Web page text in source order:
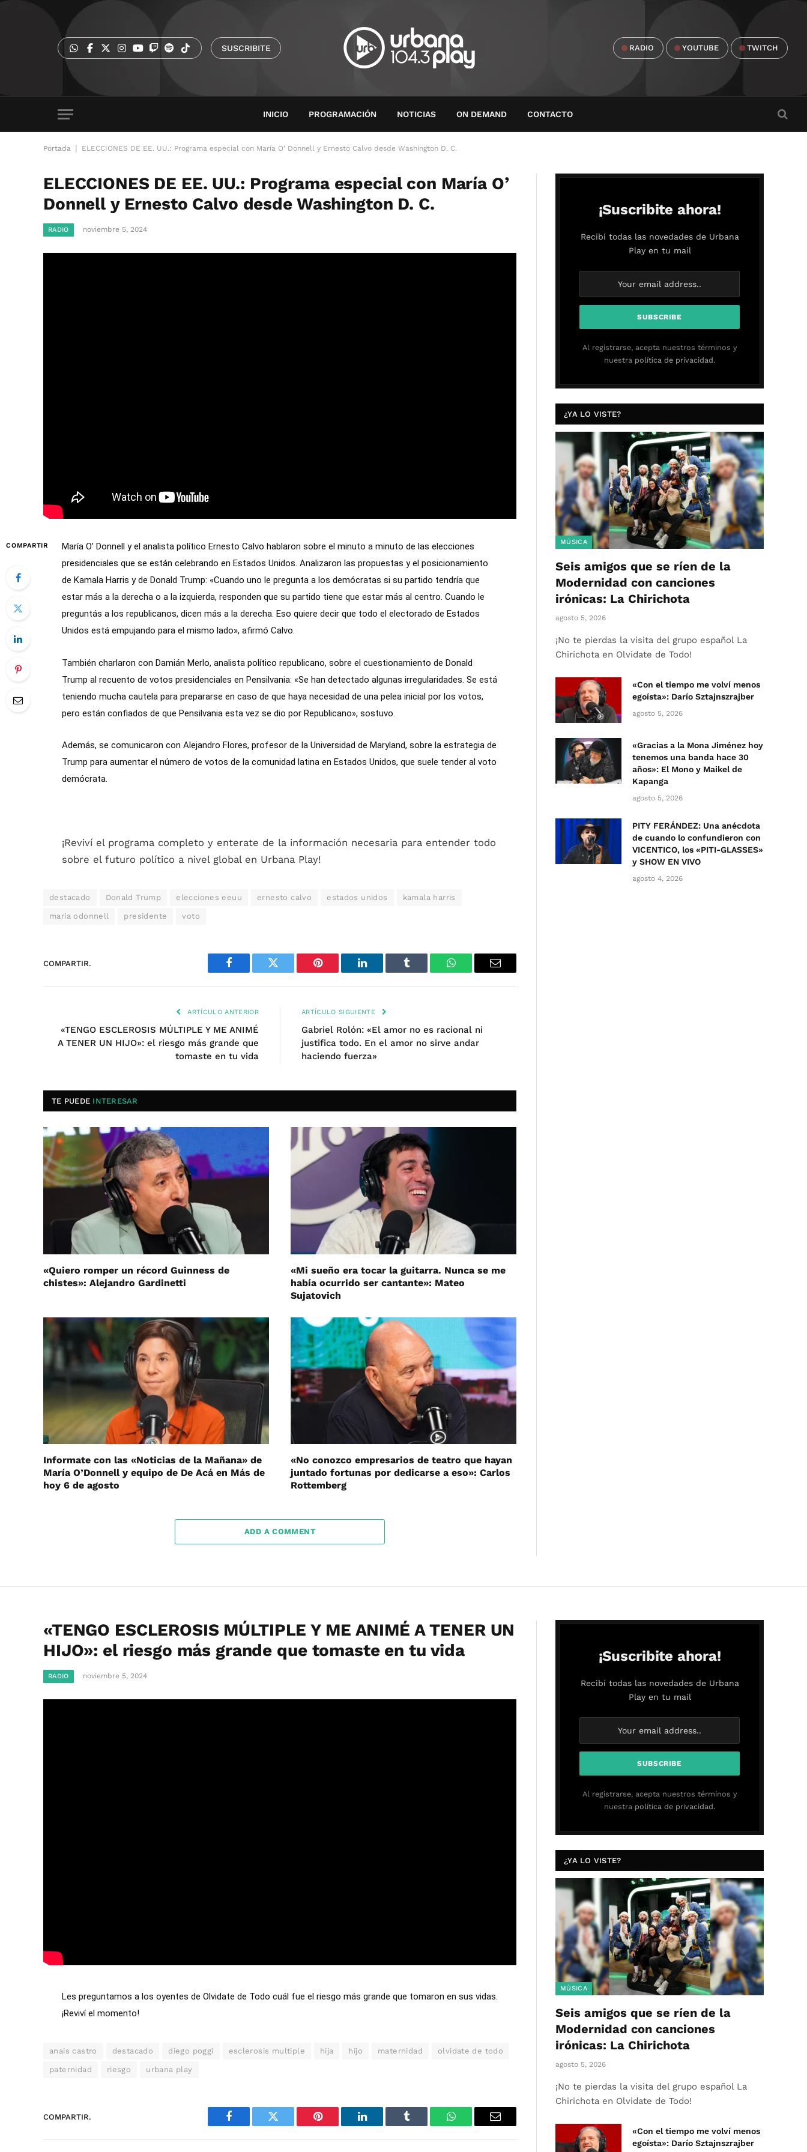
SUSCRIBITE RADIO YOUTUBE TWITCH
INICIO PROGRAMACIÓN NOTICIAS ON DEMAND CONTACTO
Portada ELECCIONES DE EE. UU.: Programa especial con María O’ Donnell y Ernesto Calvo desde Washington D. C.
ELECCIONES DE EE. UU.: Programa especial con María O’
Donnell y Ernesto Calvo desde Washington D. C.
RADIO noviembre 5, 2024
COMPARTIR
María O’ Donnell y el analista político Ernesto Calvo hablaron sobre el minuto a minuto de las elecciones
presidenciales que se están celebrando en Estados Unidos. Analizaron las propuestas y el posicionamiento
de Kamala Harris y de Donald Trump: «Cuando uno le pregunta a los demócratas si su partido tendría que
estar más a la derecha o a la izquierda, responden que su partido tiene que estar más al centro. Cuando le
preguntás a los republicanos, dicen más a la derecha. Eso quiere decir que todo el electorado de Estados
Unidos está empujando para el mismo lado», afirmó Calvo.
También charlaron con Damián Merlo, analista político republicano, sobre el cuestionamiento de Donald
Trump al recuento de votos presidenciales en Pensilvania: «Se han detectado algunas irregularidades. Se está
teniendo mucha cautela para prepararse en caso de que haya necesidad de una pelea inicial por los votos,
pero están confiados de que Pensilvania esta vez se dio por Republicano», sostuvo.
Además, se comunicaron con Alejandro Flores, profesor de la Universidad de Maryland, sobre la estrategia de
Trump para aumentar el número de votos de la comunidad latina en Estados Unidos, que suele tender al voto
demócrata.
¡Reviví el programa completo y enterate de la información necesaria para entender todo
sobre el futuro político a nivel global en Urbana Play!
destacado Donald Trump elecciones eeuu ernesto calvo estados unidos kamala harris
maria odonnell presidente voto
COMPARTIR.
Facebook Twitter Pinterest LinkedIn Tumblr WhatsAppEmail
ARTÍCULO ANTERIOR
«TENGO ESCLEROSIS MÚLTIPLE Y ME ANIMÉ
A TENER UN HIJO»: el riesgo más grande que
tomaste en tu vida
ARTÍCULO SIGUIENTE
Gabriel Rolón: «El amor no es racional ni
justifica todo. En el amor no sirve andar
haciendo fuerza»
TE PUEDE INTERESAR
«Quiero romper un récord Guinness de
chistes»: Alejandro Gardinetti
«Mi sueño era tocar la guitarra. Nunca se me
había ocurrido ser cantante»: Mateo
Sujatovich
Informate con las «Noticias de la Mañana» de
María O’Donnell y equipo de De Acá en Más de
hoy 6 de agosto
«No conozco empresarios de teatro que hayan
juntado fortunas por dedicarse a eso»: Carlos
Rottemberg
ADD A COMMENT
¡Suscribite ahora!
Recibí todas las novedades de Urbana
Play en tu mail
Al registrarse, acepta nuestros términos y
nuestra política de privacidad.
¿YA LO VISTE?
MÚSICA
Seis amigos que se ríen de la
Modernidad con canciones
irónicas: La Chirichota
agosto 5, 2026
¡No te pierdas la visita del grupo español La
Chirichota en Olvidate de Todo!
«Con el tiempo me volví menos
egoísta»: Darío Sztajnszrajber
agosto 5, 2026
«Gracias a la Mona Jiménez hoy
tenemos una banda hace 30
años»: El Mono y Maikel de
Kapanga
agosto 5, 2026
PITY FERÁNDEZ: Una anécdota
de cuando lo confundieron con
VICENTICO, los «PITI-GLASSES»
y SHOW EN VIVO
agosto 4, 2026
«TENGO ESCLEROSIS MÚLTIPLE Y ME ANIMÉ A TENER UN
HIJO»: el riesgo más grande que tomaste en tu vida
RADIO noviembre 5, 2024
Les preguntamos a los oyentes de Olvidate de Todo cuál fue el riesgo más grande que tomaron en sus vidas.
¡Reviví el momento!
anais castro destacado diego poggi esclerosis multiple hija hijo maternidad olvidate de todo
paternidad riesgo urbana play
COMPARTIR.
Facebook Twitter Pinterest LinkedIn Tumblr WhatsAppEmail
¡Suscribite ahora!
Recibí todas las novedades de Urbana
Play en tu mail
Al registrarse, acepta nuestros términos y
nuestra política de privacidad.
¿YA LO VISTE?
MÚSICA
Seis amigos que se ríen de la
Modernidad con canciones
irónicas: La Chirichota
agosto 5, 2026
¡No te pierdas la visita del grupo español La
Chirichota en Olvidate de Todo!
«Con el tiempo me volví menos
egoísta»: Darío Sztajnszrajber